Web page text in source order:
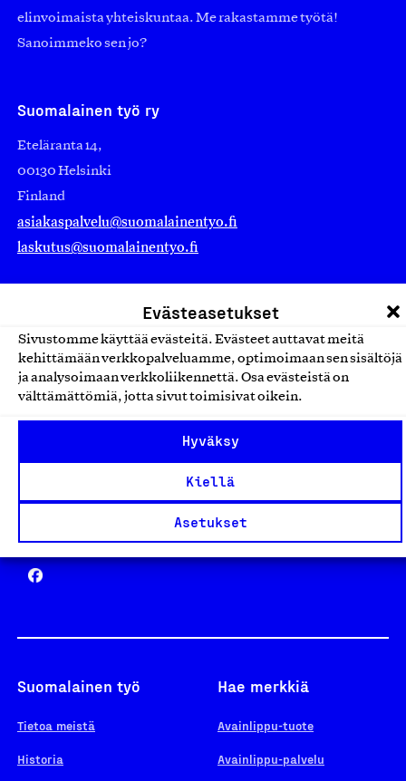
Evästeasetukset
Sivustomme käyttää evästeitä. Evästeet auttavat meitä
kehittämään verkkopalveluamme, optimoimaan sen sisältöjä
ja analysoimaan verkkoliikennettä. Osa evästeistä on
välttämättömiä, jotta sivut toimisivat oikein.
Hyväksy
Kiellä
Asetukset
elinvoimaista yhteiskuntaa. Me rakastamme työtä!
Sanoimmeko sen jo?
Suomalainen työ ry
Eteläranta 14,
00130 Helsinki
Finland
asiakaspalvelu@suomalainentyo.fi
laskutus@suomalainentyo.fi
Avainlippu
Yhteiskunnallinen Yritys -merkki
Suomalainen työ
Tietoa meistä
Historia
Hae merkkiä
Avainlippu-tuote
Avainlippu-palvelu